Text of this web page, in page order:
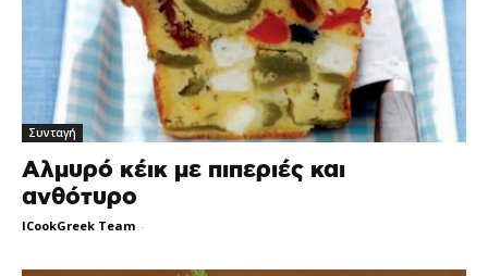
Συνταγή
Αλμυρό κέικ με πιπεριές και
ανθότυρο
ICookGreek Team -